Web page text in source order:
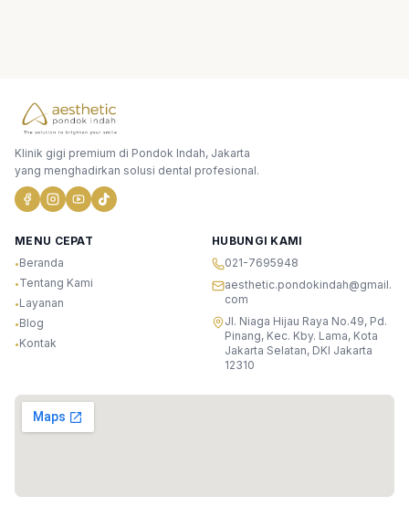
Klinik gigi premium di Pondok Indah, Jakarta
yang menghadirkan solusi dental profesional.
MENU CEPAT
•Beranda
•Tentang Kami
•Layanan
•Blog
•Kontak
HUBUNGI KAMI
021-7695948
aesthetic.pondokindah@gmail.
com
Jl. Niaga Hijau Raya No.49, Pd.
Pinang, Kec. Kby. Lama, Kota
Jakarta Selatan, DKI Jakarta
12310